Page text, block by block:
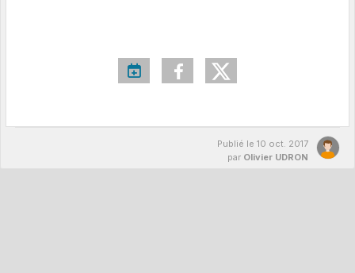
Publié le 10 oct. 2017
par Olivier UDRON